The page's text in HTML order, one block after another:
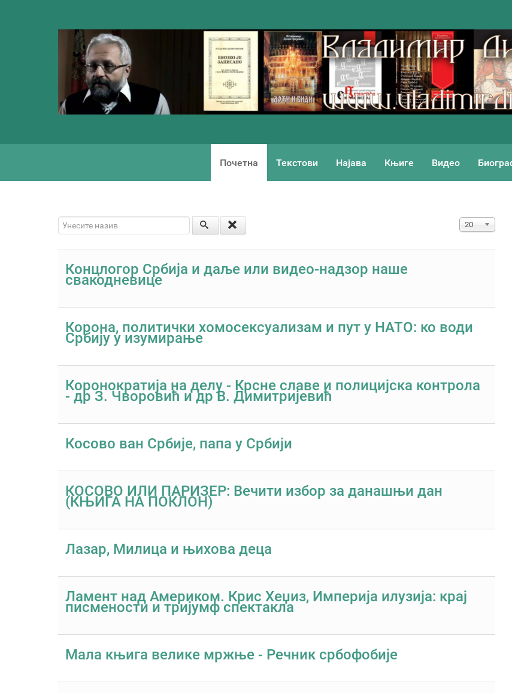
Почетна Текстови Најава Књиге Видео
Унесите назив Приказ #
20
Концлогор Србија и даље или видео-надзор наше
свакодневице
Корона, политички хомосексуализам и пут у НАТО: ко води
Србију у изумирање
Коронократија на делу - Крсне славе и полицијска контрола
- др З. Чворовић и др В. Димитријевић
Косово ван Србије, папа у Србији
КОСОВО ИЛИ ПАРИЗЕР: Вечити избор за данашњи дан
(КЊИГА НА ПОКЛОН)
Лазар, Милица и њихова деца
Ламент над Америком. Крис Хеџиз, Империја илузија: крај
писмености и тријумф спектакла
Мала књига велике мржње - Речник србофобије